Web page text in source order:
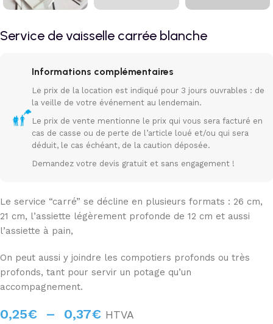
Service de vaisselle carrée blanche
Informations complémentaires
Le prix de la location est indiqué pour 3 jours ouvrables : de
la veille de votre événement au lendemain.
Le prix de vente mentionne le prix qui vous sera facturé en
cas de casse ou de perte de l’article loué et/ou qui sera
déduit, le cas échéant, de la caution déposée.
Demandez votre devis gratuit et sans engagement !
Le service “carré” se décline en plusieurs formats : 26 cm,
21 cm, l’assiette légèrement profonde de 12 cm et aussi
l’assiette à pain,
On peut aussi y joindre les compotiers profonds ou très
profonds, tant pour servir un potage qu’un
accompagnement.
0,25€ – 0,37€ HTVA